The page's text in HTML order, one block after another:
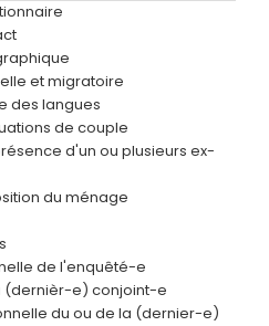
et migratoire
des langues
de couple
d'un ou plusieurs ex-
du ménage
de l'enquêté-e
(dernièr-e) conjoint-e
du ou de la (dernier-e)